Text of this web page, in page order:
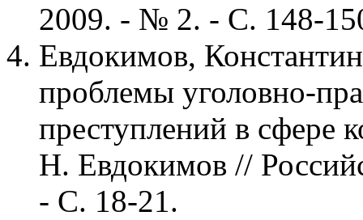
2009. - № 2. - С. 148-
Евдокимов,
проблемы уголовно-
преступлений в
Н. Евдокимов //
- С. 18-21.